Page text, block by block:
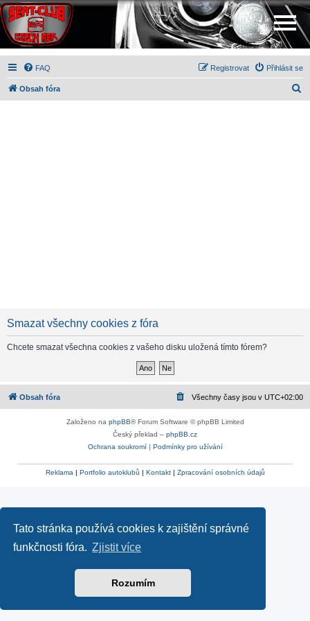
Tato stránka používá cookies k zajištění správné
funkčnosti fóra. Zjistit více
Rozumím
FAQ Přihlásit se
Registrovat
Obsah fóra
Smazat všechny cookies z fóra
Chcete smazat všechna cookies z vašeho disku uložená tímto fórem?
Obsah fóra Všechny časy jsou v UTC+02:00
Založeno na phpBB® Forum Software © phpBB Limited
Český překlad – phpBB.cz
Ochrana soukromí| Podmínky pro užívání
Reklama | Portfolio autoklubů | Kontakt| Zpracování osobních údajů